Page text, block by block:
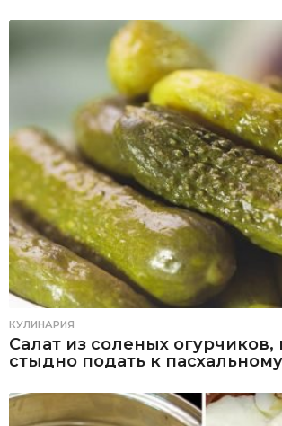
КУЛИНАРИЯ
Салат из соленых
стыдно подать к